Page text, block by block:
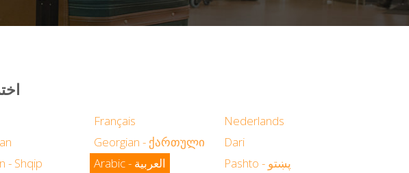
Français
Nederlands
Georgian - ქართული
Dari
- Shqip
Arabic - العربية
Pashto - پښتو